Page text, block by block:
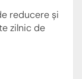
reducere și
zilnic de